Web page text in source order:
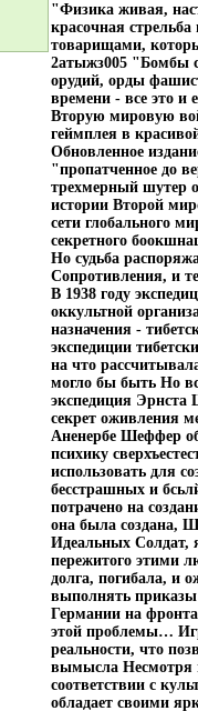
"Физика живая,
красочная
товарищами,
2атыжз005 "Бомбы
орудий, орды
времени - все это
Вторую мировую
геймплея в
Обновленное
"пропатченное до
трехмерный шутер
истории Второй
сети глобального
секретного
Но судьба
Сопротивления, и
В 1938 году
оккультной
назначения -
экспедиции
на что
могло бы быть Но
экспедиция
секрет оживления
Аненербе Шеффер
психику
использовать для
бесстрашных и
потрачено на
она была создана,
Идеальных Солдат,
пережитого этими
долга, погибала, и
выполнять приказы
Германии на
этой проблемы…
реальности, что
вымысла Несмотря
соответствии с
обладает своими